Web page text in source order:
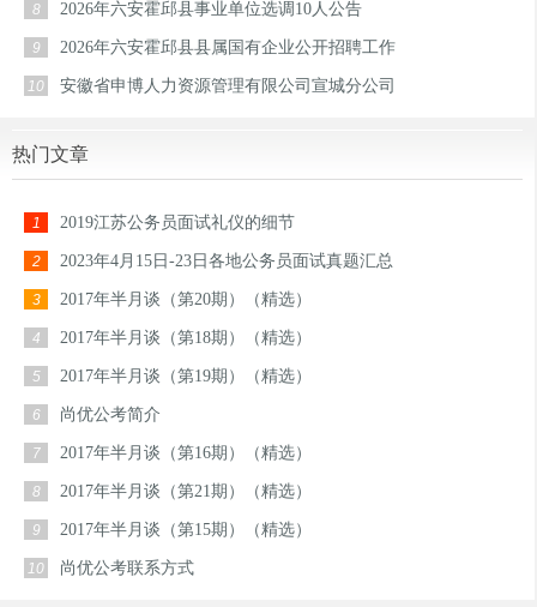
8 2026年六安霍邱县事业单位选调10人公告
9 2026年六安霍邱县县属国有企业公开招聘工作
10 安徽省申博人力资源管理有限公司宣城分公司
热门文章
1 2019江苏公务员面试礼仪的细节
2 2023年4月15日-23日各地公务员面试真题汇总
3 2017年半月谈（第20期）（精选）
4 2017年半月谈（第18期）（精选）
5 2017年半月谈（第19期）（精选）
6 尚优公考简介
7 2017年半月谈（第16期）（精选）
8 2017年半月谈（第21期）（精选）
9 2017年半月谈（第15期）（精选）
10 尚优公考联系方式